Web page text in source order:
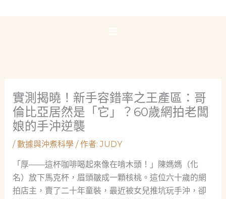
實測揭曉！新手容錯率之王產區：哥
倫比亞居然是「它」？60歲網拍老闆
娘的手沖逆襲
/數據與沖煮科學/ 作者:JUDY
「厚——這杯咖啡喝起來像在啃木頭！」陳媽媽（化
名）放下馬克杯，眉頭皺成一顆核桃。這位六十歲的網
拍店主，賣了二十年童裝，最近被女兒推坑玩手沖，卻